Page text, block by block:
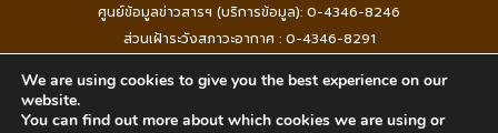
ศูนย์ข้อมูลข่าวสารฯ (บริการข้อมูล): 0-4346-8246
ส่วนเฝ้าระวังสภาวะอากาศ : 0-4346-8291
We are using cookies to give you the best experience on our
website.
You can find out more about which cookies we are using or